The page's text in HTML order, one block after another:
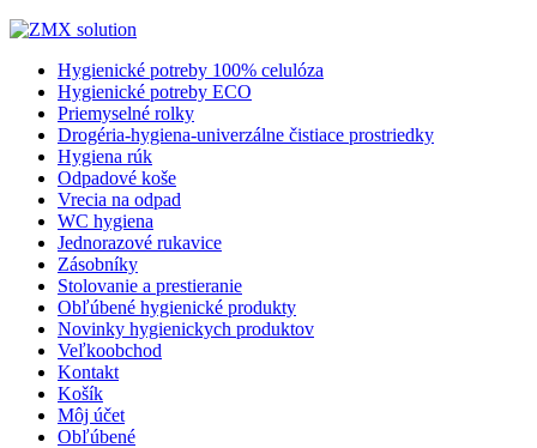
Hygienické potreby 100% celulóza
Hygienické potreby ECO
Priemyselné rolky
Drogéria-hygiena-univerzálne čistiace prostriedky
Hygiena rúk
Odpadové koše
Vrecia na odpad
WC hygiena
Jednorazové rukavice
Zásobníky
Stolovanie a prestieranie
Obľúbené hygienické produkty
Novinky hygienickych produktov
Veľkoobchod
Kontakt
Košík
Môj účet
Obľúbené